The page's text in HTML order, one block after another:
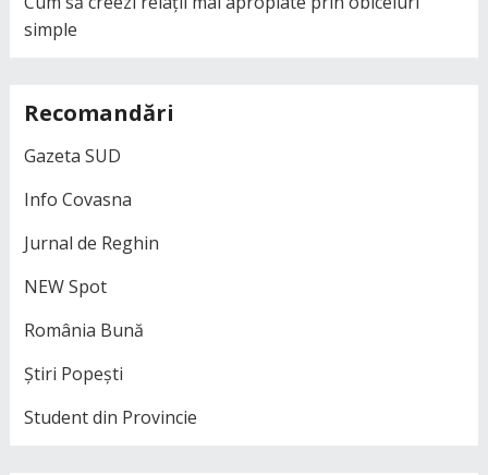
simple
Recomandări
Gazeta SUD
Info Covasna
Jurnal de Reghin
NEW Spot
România Bună
Știri Popești
Student din Provincie